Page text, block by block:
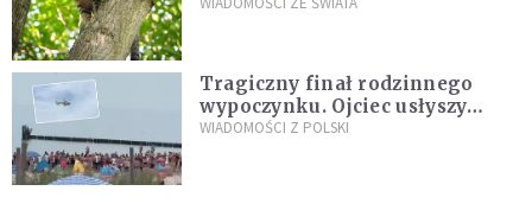
Tragiczny finał rodzinnego
wypoczynku. Ojciec usłyszy
zarzuty
WIADOMOŚCI Z POLSKI